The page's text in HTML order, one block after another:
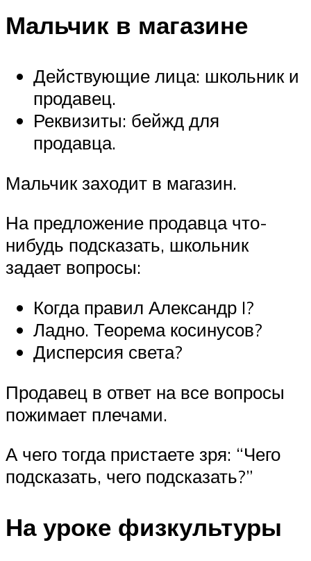
Мальчик в магазине
Действующие лица: школьник и
продавец.
Реквизиты: бейжд для
продавца.
Мальчик заходит в магазин.
На предложение продавца что-
нибудь подсказать, школьник
задает вопросы:
Когда правил Александр I?
Ладно. Теорема косинусов?
Дисперсия света?
Продавец в ответ на все вопросы
пожимает плечами.
А чего тогда пристаете зря: “Чего
подсказать, чего подсказать?”
На уроке физкультуры